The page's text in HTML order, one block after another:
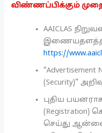
விண்ணப்பிக்கும்
AAICLAS
https://
“Advertisement
(Security)”
புதிய
செய்து